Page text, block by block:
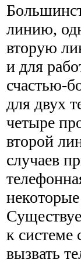
линию,
вторую
и для
счастью-
для двух
четыре
второй
случаев
к системе
вызвать